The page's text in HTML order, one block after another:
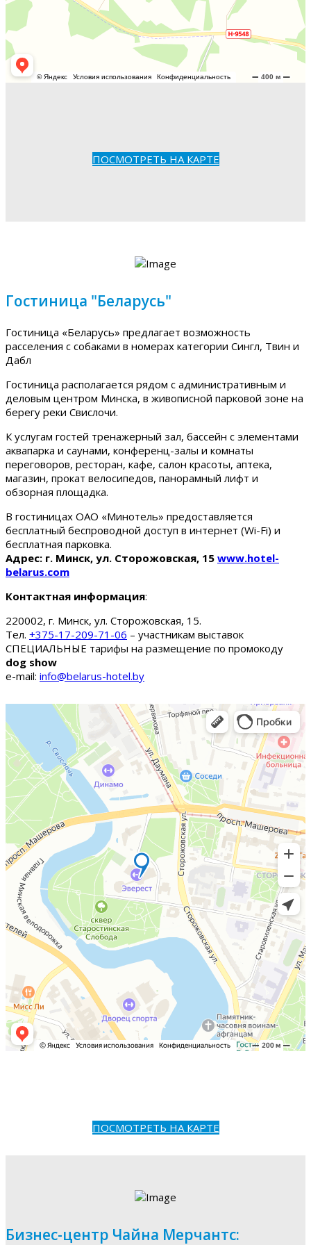
ПОСМОТРЕТЬ НА КАРТЕ
Гостиница "Беларусь"
Гостиница «Беларусь» предлагает возможность
расселения с собаками в номерах категории Сингл, Твин и
Дабл
Гостиница располагается рядом с административным и
деловым центром Минска, в живописной парковой зоне на
берегу реки Свислочи.
К услугам гостей тренажерный зал, бассейн с элементами
аквапарка и саунами, конференц-залы и комнаты
переговоров, ресторан, кафе, салон красоты, аптека,
магазин, прокат велосипедов, панорамный лифт и
обзорная площадка.
В гостиницах ОАО «Минотель» предоставляется
бесплатный беспроводной доступ в интернет (Wi-Fi) и
бесплатная парковка.
Адрес: г. Минск, ул. Сторожовская, 15 www.hotel-
belarus.com
Контактная информация:
220002, г. Минск, ул. Сторожовская, 15.
Тел. +375-17-209-71-06 – участникам выставок
СПЕЦИАЛЬНЫЕ тарифы на размещение по промокоду
dog show
e-mail: info@belarus-hotel.by
ПОСМОТРЕТЬ НА КАРТЕ
Бизнес-центр Чайна Мерчантс: